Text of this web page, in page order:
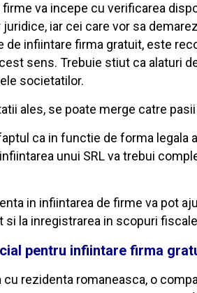
va incepe cu verificarea
iar cei care vor sa
infiintare firma gratuit, este
sens. Trebuie stiut ca alaturi
societatilor.
ales, se poate merge catre
ca in functie de forma
unui SRL va trebui
in infiintarea de firme va pot
si la inregistrarea in scopuri
pentru infiintare firma
rezidenta romaneasca, o